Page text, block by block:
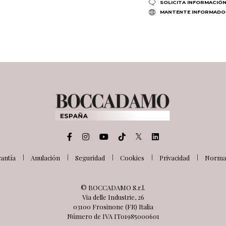
SOLICITA INFORMACIÓN
MANTENTE INFORMADO
Anulación Seguridad Cookies Privacidad
© BOCCADAMO S.r.l.
Via delle Industrie, 26
03100 Frosinone (FR) Italia
Número de IVA IT01985000601